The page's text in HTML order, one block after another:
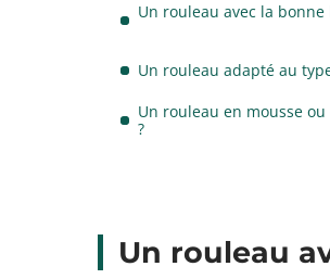
Un rouleau avec la
Un rouleau adapté au
Un rouleau en mousse
?
Un rouleau